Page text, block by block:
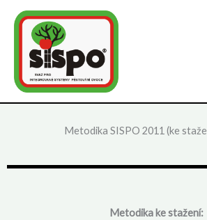
Přeskočit
Metodika SISPO 2011 (ke
Metodika ke stažení: